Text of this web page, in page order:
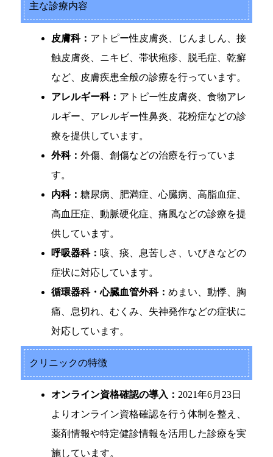
主な診療内容
皮膚科： アトピー性皮膚炎、じんましん、接
触皮膚炎、ニキビ、帯状疱疹、脱毛症、乾癬
など、皮膚疾患全般の診療を行っています。
アレルギー科： アトピー性皮膚炎、食物アレ
ルギー、アレルギー性鼻炎、花粉症などの診
療を提供しています。
外科： 外傷、創傷などの治療を行っていま
す。
内科： 糖尿病、肥満症、心臓病、高脂血症、
高血圧症、動脈硬化症、痛風などの診療を提
供しています。
呼吸器科： 咳、痰、息苦しさ、いびきなどの
症状に対応しています。
循環器科・心臓血管外科： めまい、動悸、胸
痛、息切れ、むくみ、失神発作などの症状に
対応しています。
クリニックの特徴
オンライン資格確認の導入： 2021年6月23日
よりオンライン資格確認を行う体制を整え、
薬剤情報や特定健診情報を活用した診療を実
施しています。